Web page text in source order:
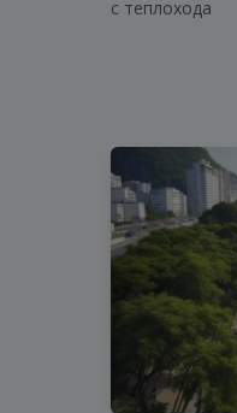
с теплохода